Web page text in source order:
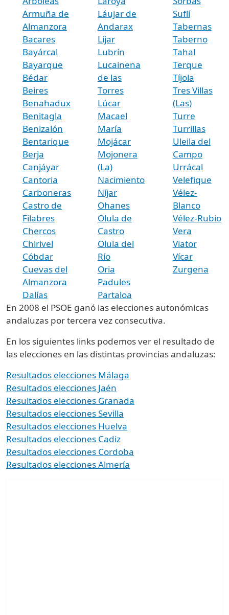
Armuña de
Almanzora
Bacares
Bayárcal
Bayarque
Bédar
Beires
Benahadux
Benitagla
Benizalón
Bentarique
Berja
Canjáyar
Cantoria
Carboneras
Castro de
Filabres
Chercos
Chirivel
Cóbdar
Cuevas del
Almanzora
Dalías
Láujar de
Andarax
Líjar
Lubrín
Lucainena
de las
Torres
Lúcar
Macael
María
Mojácar
Mojonera
(La)
Nacimiento
Níjar
Ohanes
Olula de
Castro
Olula del
Río
Oria
Padules
Partaloa
Suflí
Tabernas
Taberno
Tahal
Terque
Tíjola
Tres Villas
(Las)
Turre
Turrillas
Uleila del
Campo
Urrácal
Velefique
Vélez-
Blanco
Vélez-Rubio
Vera
Viator
Vícar
Zurgena
En 2008 el PSOE ganó las elecciones autonómicas
andaluzas por tercera vez consecutiva.
En los siguientes links podemos ver el resultado de
las elecciones en las distintas provincias andaluzas:
Resultados elecciones Málaga
Resultados elecciones Jaén
Resultados elecciones Granada
Resultados elecciones Sevilla
Resultados elecciones Huelva
Resultados elecciones Cadiz
Resultados elecciones Cordoba
Resultados elecciones Almería